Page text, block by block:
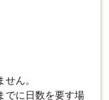
ん。
でに日数を要す場